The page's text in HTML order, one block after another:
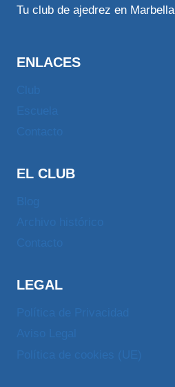
Tu club de ajedrez en Marbella
ENLACES
EL CLUB
LEGAL